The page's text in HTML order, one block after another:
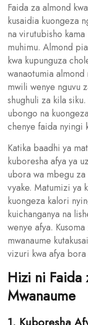
Faida za almond
kusaidia kuongeza
na virutubisho
muhimu. Almond
kwa kupunguza
wanaotumia
mwili wenye nguvu
shughuli za kila
ubongo na
chenye faida nyingi
Katika baadhi ya
kuboresha afya ya
ubora wa mbegu
vyake. Matumizi ya
kuongeza kalori
kuichanganya na
wenye afya.
mwanaume
vizuri kwa afya
Hizi ni Faida
Mwanaume